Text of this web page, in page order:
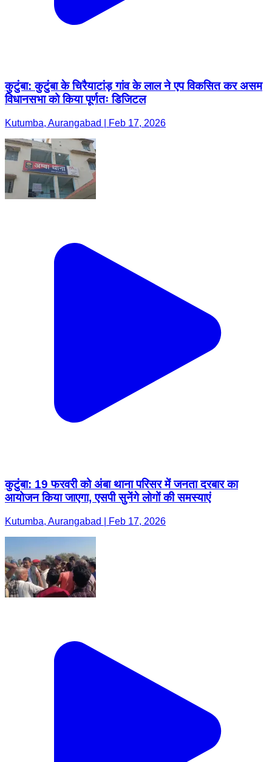
कुटुंबा: कुटुंबा के चिरैयाटांड़ गांव के लाल ने एप विकसित कर असम
विधानसभा को किया पूर्णतः डिजिटल
Kutumba, Aurangabad | Feb 17, 2026
कुटुंबा: 19 फरवरी को अंबा थाना परिसर में जनता दरबार का
आयोजन किया जाएगा, एसपी सुनेंगे लोगों की समस्याएं
Kutumba, Aurangabad | Feb 17, 2026